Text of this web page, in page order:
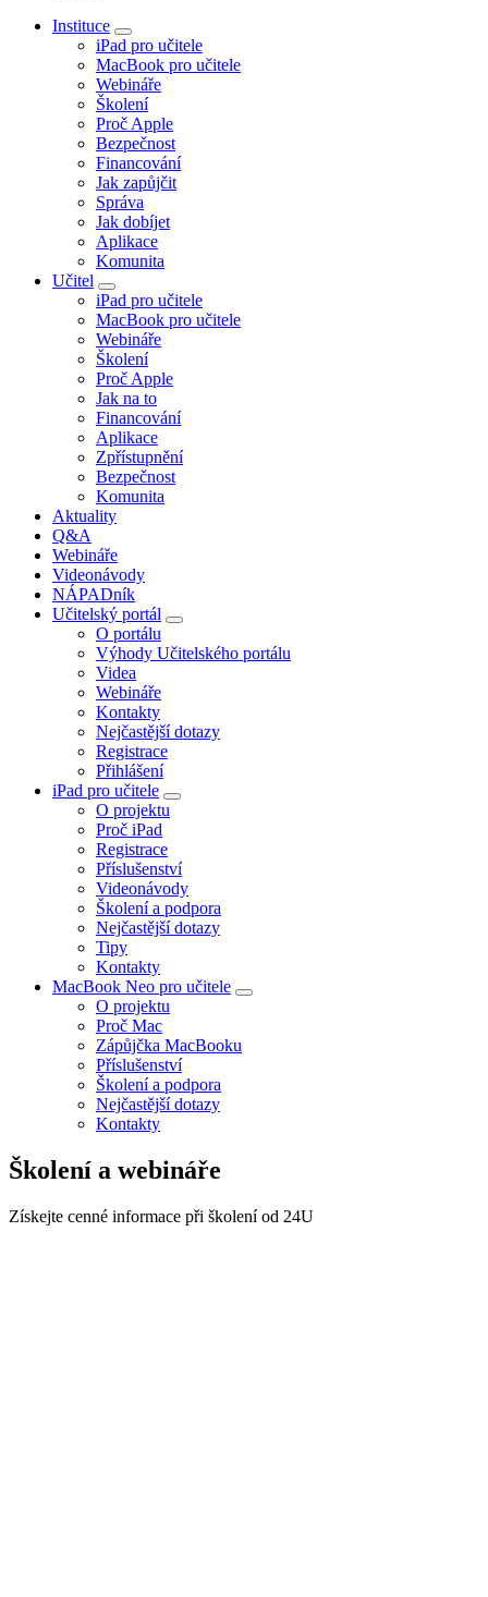
Instituce
iPad pro učitele
MacBook pro učitele
Webináře
Školení
Proč Apple
Bezpečnost
Financování
Jak zapůjčit
Správa
Jak dobíjet
Aplikace
Komunita
Učitel
iPad pro učitele
MacBook pro učitele
Webináře
Školení
Proč Apple
Jak na to
Financování
Aplikace
Zpřístupnění
Bezpečnost
Komunita
Aktuality
Q&A
Webináře
Videonávody
NÁPADník
Učitelský portál
O portálu
Výhody Učitelského portálu
Videa
Webináře
Kontakty
Nejčastější dotazy
Registrace
Přihlášení
iPad pro učitele
O projektu
Proč iPad
Registrace
Příslušenství
Videonávody
Školení a podpora
Nejčastější dotazy
Tipy
Kontakty
MacBook Neo pro učitele
O projektu
Proč Mac
Zápůjčka MacBooku
Příslušenství
Školení a podpora
Nejčastější dotazy
Kontakty
Školení a webináře
Získejte cenné informace při školení od 24U